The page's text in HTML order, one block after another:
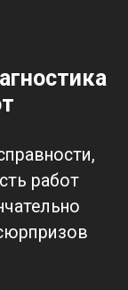
работ